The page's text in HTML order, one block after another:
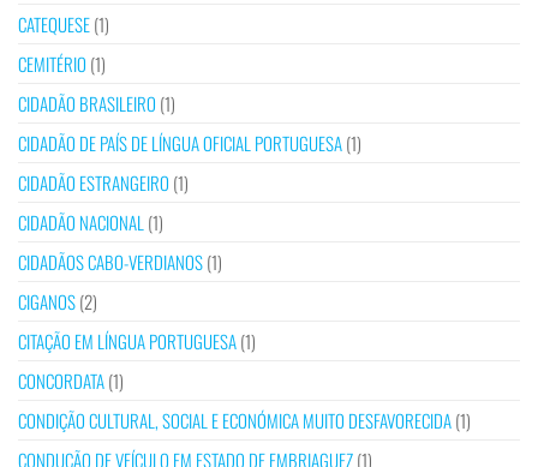
CATEQUESE(1)
CEMITÉRIO (1)
CIDADÃO BRASILEIRO (1)
CIDADÃO DE PAÍS DE LÍNGUA OFICIAL PORTUGUESA(1)
CIDADÃO ESTRANGEIRO (1)
CIDADÃO NACIONAL (1)
CIDADÃOS CABO-VERDIANOS(1)
CIGANOS(2)
CITAÇÃO EM LÍNGUA PORTUGUESA(1)
CONCORDATA(1)
CONDIÇÃO CULTURAL, SOCIAL E ECONÓMICA MUITO DESFAVORECIDA(1)
CONDUÇÃO DE VEÍCULO EM ESTADO DE EMBRIAGUEZ(1)